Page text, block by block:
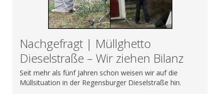
Nachgefragt | Müllghetto
Dieselstraße – Wir ziehen Bilanz
Seit mehr als fünf Jahren schon weisen wir auf die
Müllsituation in der Regensburger Dieselstraße hin.